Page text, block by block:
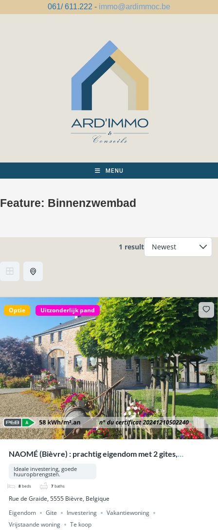
061/ 611.222 - immo@ardimmoc.be
MENU
Feature: Binnenzwembad
1 result
Optie Uitzonderlijk pand
NAOMÉ (Bièvre) : prachtig eigendom met 2 gites,
zwembad, wellness, op 33a 53ca.
Ideale investering, goede
huuropbrengsten.
8 beds 7 baths
Rue de Graide, 5555 Bièvre, Belgique
Eigendom
Gite Investering
Vakantiewoning
Vrijstaande woning
Te koop